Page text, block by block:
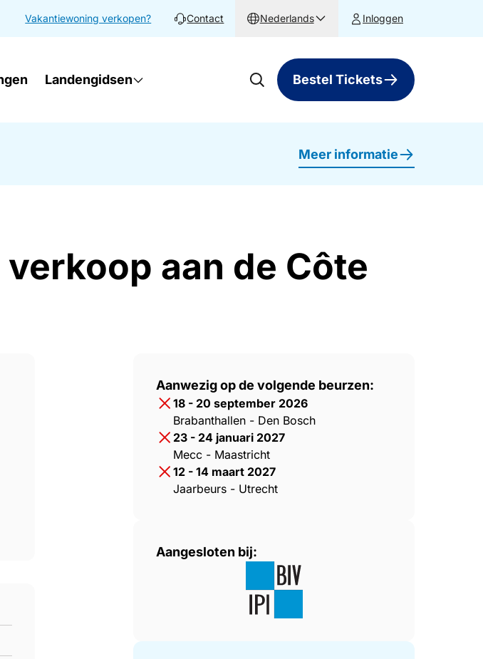
Vakantiewoning verkopen? Contact Nederlands Inloggen
Landengidsen Bestel Tickets
Meer informatie
aan de Côte
Aanwezig op de volgende beurzen:
18 - 20 september 2026
Brabanthallen - Den Bosch
23 - 24 januari 2027
Mecc - Maastricht
12 - 14 maart 2027
Jaarbeurs - Utrecht
Aangesloten bij: